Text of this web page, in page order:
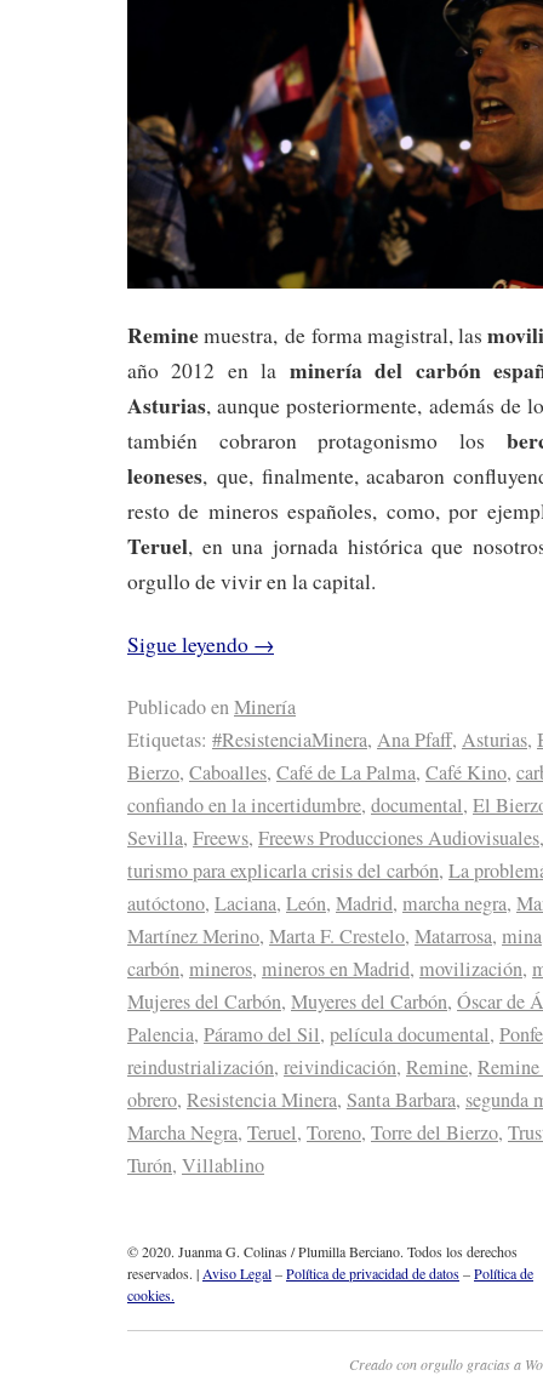
Reminemuestra, de forma magistral, las
año 2012 en la minería del carbón
Asturias, aunque posteriormente, además de
también cobraron protagonismo los
leoneses, que, finalmente, acabaron
resto de mineros españoles, como, por
Teruel, en una jornada histórica que
orgullo de vivir en la capital.
Sigue leyendo →
Publicado enMinería
Etiquetas: #ResistenciaMinera, Ana Pfaff, Asturias,
Bierzo, Caboalles, Café de La Palma, Café Kino,
confiando en la incertidumbre, documental, El
Sevilla, Freews, Freews Producciones Audiovisuales
turismo para explicarla crisis del carbón, La
autóctono, Laciana, León, Madrid, marcha negra,
Martínez Merino, Marta F. Crestelo, Matarrosa, mina
carbón, mineros, mineros en Madrid, movilización,
Mujeres del Carbón, Muyeres del Carbón, Óscar de
Palencia, Páramo del Sil, película documental,
reindustrialización, reivindicación, Remine,
obrero, Resistencia Minera, Santa Barbara, segunda
Marcha Negra, Teruel, Toreno, Torre del Bierzo,
Turón, Villablino
© 2020. Juanma G. Colinas / Plumilla Berciano. Todos los derechos
reservados. | Aviso Legal–Política de privacidad de datos–Política de
cookies.
Creado con orgullo gracias a